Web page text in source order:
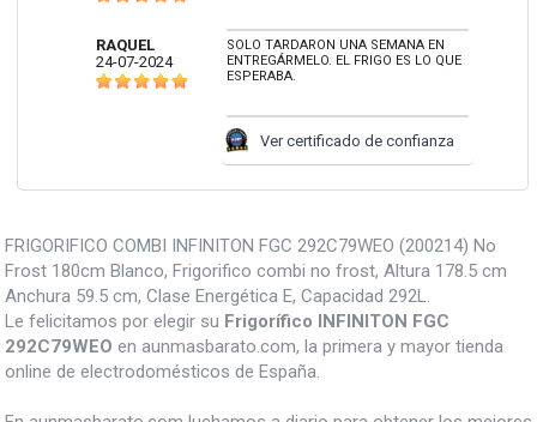
RAQUEL
24-07-2024
SOLO TARDARON UNA SEMANA EN
ENTREGÁRMELO. EL FRIGO ES LO QUE
ESPERABA.
Ver certificado de confianza
FRIGORIFICO COMBI INFINITON FGC 292C79WEO (200214) No
Frost 180cm Blanco, Frigorifico combi no frost, Altura 178.5 cm
Anchura 59.5 cm, Clase Energética E, Capacidad 292L.
Le felicitamos por elegir su Frigorífico INFINITON FGC
292C79WEO en aunmasbarato.com, la primera y mayor tienda
online de electrodomésticos de España.